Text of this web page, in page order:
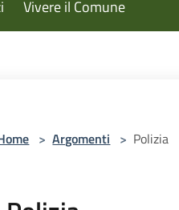
Vivere il Comune
> Argomenti > Polizia